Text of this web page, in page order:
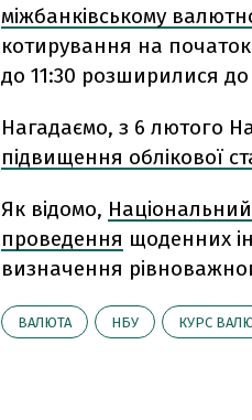
міжбанківському
котирування на початок
до 11:30 розширилися до
Нагадаємо, з 6 лютого
підвищення облікової
Як відомо,
проведення щоденних
визначення
ВАЛЮТА НБУ КУРС